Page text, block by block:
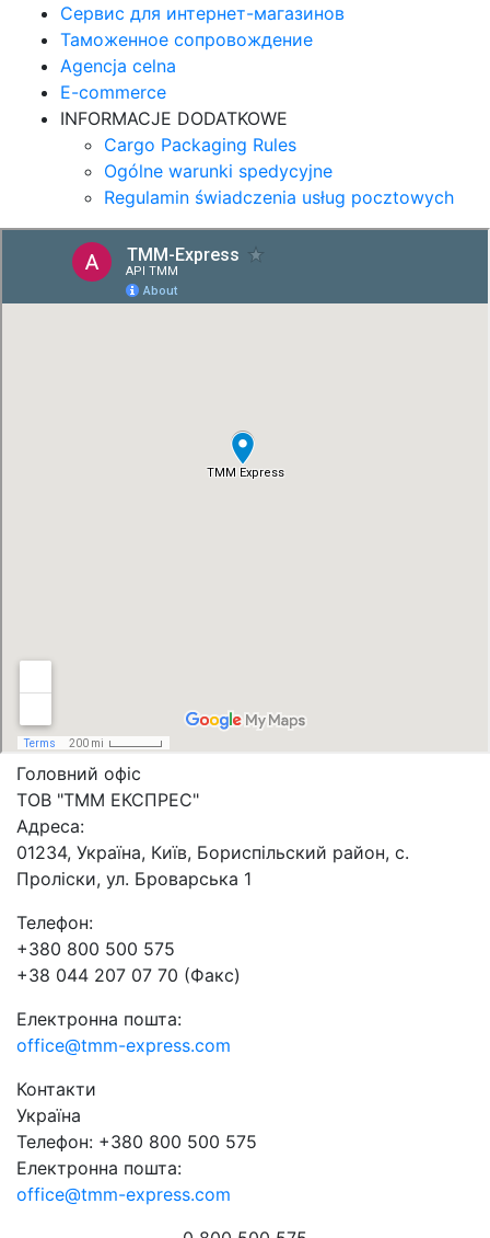
Сервис для интернет-магазинов
Таможенное сопровождение
Agencja celna
E-commerce
INFORMACJE DODATKOWE
Cargo Packaging Rules
Ogólne warunki spedycyjne
Regulamin świadczenia usług pocztowych
Головний офіс
ТОВ "ТММ ЕКСПРЕС"
Адреса:
01234, Україна, Київ, Бориспільский район, с.
Проліски, ул. Броварська 1
Телефон:
+380 800 500 575
+38 044 207 07 70 (Факс)
Електронна пошта:
office@tmm-express.com
Контакти
Україна
Телефон: +380 800 500 575
Електронна пошта:
office@tmm-express.com